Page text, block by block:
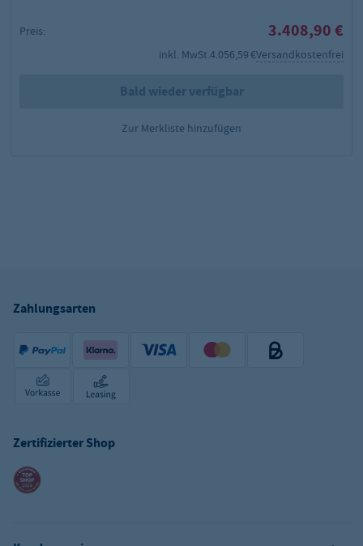
Preis: 3.408,90 €
inkl. MwSt.4.056,59 €Versandkostenfrei
Bald wieder verfügbar
Zur Merkliste hinzufügen
Zahlungsarten
Zertifizierter Shop